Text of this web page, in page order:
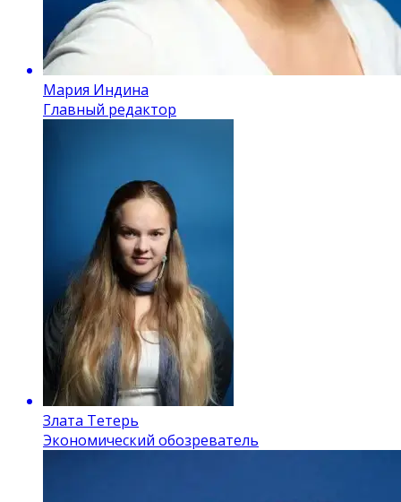
Мария Индина
Главный редактор
Злата Тетерь
Экономический обозреватель